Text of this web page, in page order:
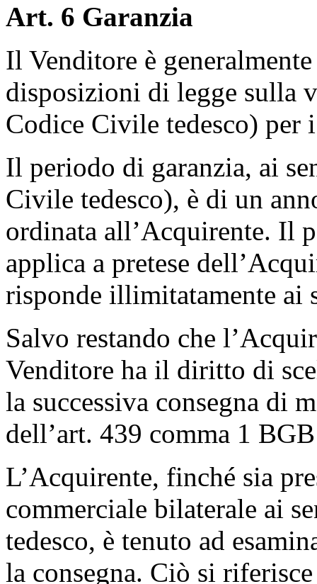
Art. 6 Garanzia
Il Venditore è
disposizioni di legge sulla
Codice Civile tedesco) per
Il periodo di garanzia, ai
Civile tedesco), è di un
ordinata all’Acquirente. Il
applica a pretese
risponde illimitatamente ai
Salvo restando che
Venditore ha il diritto di
la successiva consegna di
dell’art. 439 comma 1
L’Acquirente, finché sia
commerciale bilaterale ai
tedesco, è tenuto ad
la consegna. Ciò si